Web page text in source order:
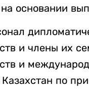
основании
и члены их
и
по